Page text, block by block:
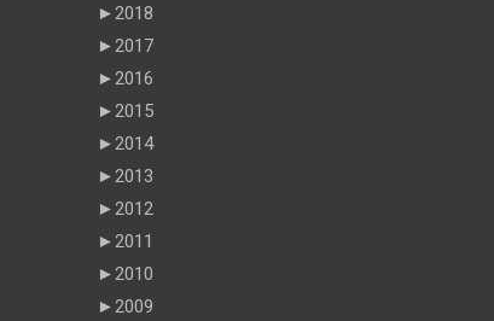
►2018
►2017
►2016
►2015
►2014
►2013
►2012
►2011
►2010
►2009